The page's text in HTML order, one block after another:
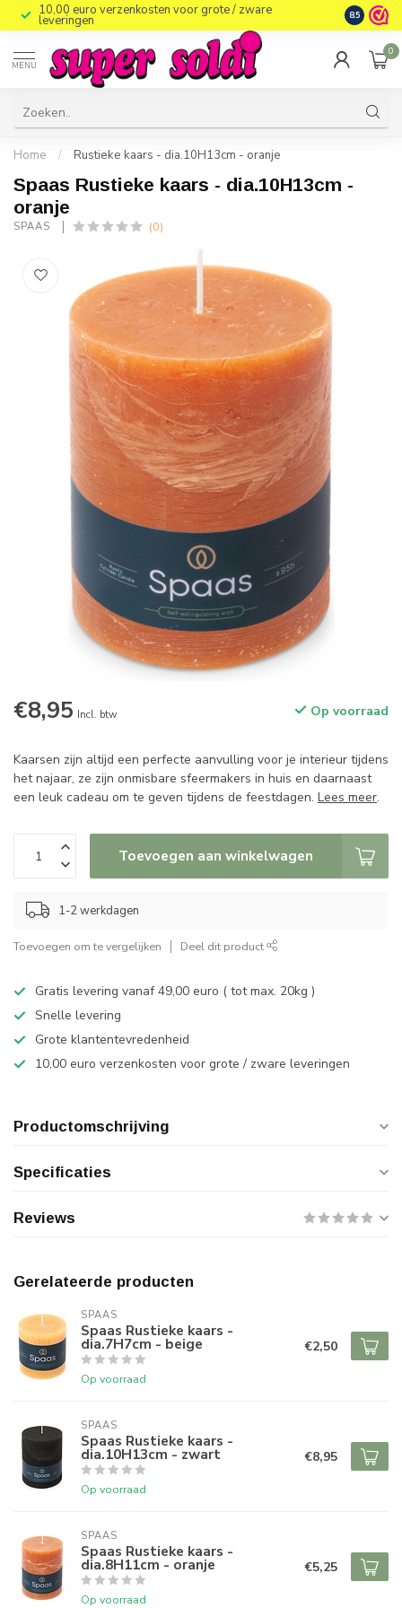
10,00 euro verzenkosten voor grote / zware
leveringen 8.5
MENU
0
Home / Rustieke kaars - dia.10H13cm - oranje
Spaas Rustieke kaars - dia.10H13cm -
oranje
SPAAS (0)
€8,95 Incl. btw Op voorraad
Kaarsen zijn altijd een perfecte aanvulling voor je interieur tijdens
het najaar, ze zijn onmisbare sfeermakers in huis en daarnaast
een leuk cadeau om te geven tijdens de feestdagen. Lees meer.
Toevoegen aan winkelwagen
1-2 werkdagen
Toevoegen om te vergelijken Deel dit product
Gratis levering vanaf 49,00 euro ( tot max. 20kg )
Snelle levering
Grote klantentevredenheid
10,00 euro verzenkosten voor grote / zware leveringen
Productomschrijving
Specificaties
Reviews
Gerelateerde producten
SPAAS
Spaas Rustieke kaars -
dia.7H7cm - beige
Op voorraad
€2,50
SPAAS
Spaas Rustieke kaars -
dia.10H13cm - zwart
Op voorraad
€8,95
SPAAS
Spaas Rustieke kaars -
dia.8H11cm - oranje
Op voorraad
€5,25